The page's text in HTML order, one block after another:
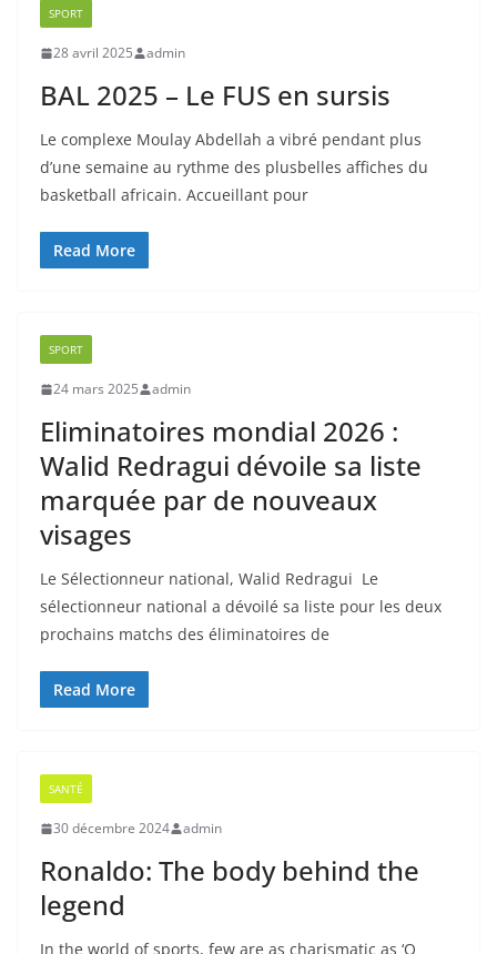
SPORT
28 avril 2025 admin
BAL 2025 – Le FUS en sursis
Le complexe Moulay Abdellah a vibré pendant plus
d’une semaine au rythme des plusbelles affiches du
basketball africain. Accueillant pour
Read More
SPORT
24 mars 2025 admin
Eliminatoires mondial 2026 :
Walid Redragui dévoile sa liste
marquée par de nouveaux
visages
Le Sélectionneur national, Walid Redragui Le
sélectionneur national a dévoilé sa liste pour les deux
prochains matchs des éliminatoires de
Read More
SANTÉ
30 décembre 2024 admin
Ronaldo: The body behind the
legend
In the world of sports, few are as charismatic as ‘O